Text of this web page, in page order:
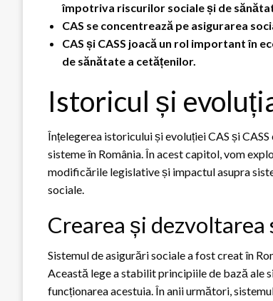
împotriva riscurilor sociale și de
CAS se concentrează pe asigurarea
CAS și CASS joacă un rol important în
de sănătate a cetățenilor.
Istoricul și
Înțelegerea istoricului și evoluției CAS și
sisteme în România. În acest capitol, vom
modificările legislative și impactul asupra
sociale.
Crearea și dezvoltarea
Sistemul de asigurări sociale a fost creat în
Această lege a stabilit principiile de bază ale
funcționarea acestuia. În anii următori,